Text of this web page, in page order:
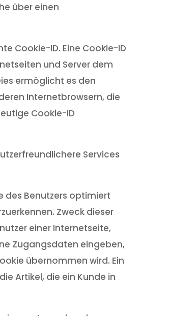
über einen
Cookie-ID. Eine Cookie-ID
und Server dem
ermöglicht es den
Internetbrowsern, die
Cookie-ID
Services
des Benutzers optimiert
Zweck dieser
einer Internetseite,
Zugangsdaten eingeben,
übernommen wird. Ein
Artikel, die ein Kunde in